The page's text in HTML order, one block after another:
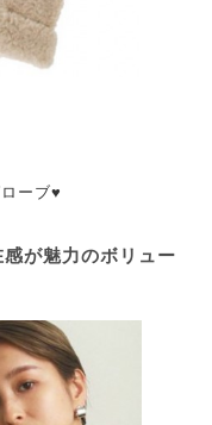
ーブ♥
が魅力のボリュー